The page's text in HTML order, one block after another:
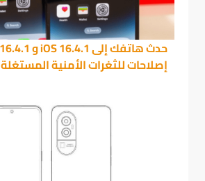
إصلاحات للثغرات الأمنية المستغلة